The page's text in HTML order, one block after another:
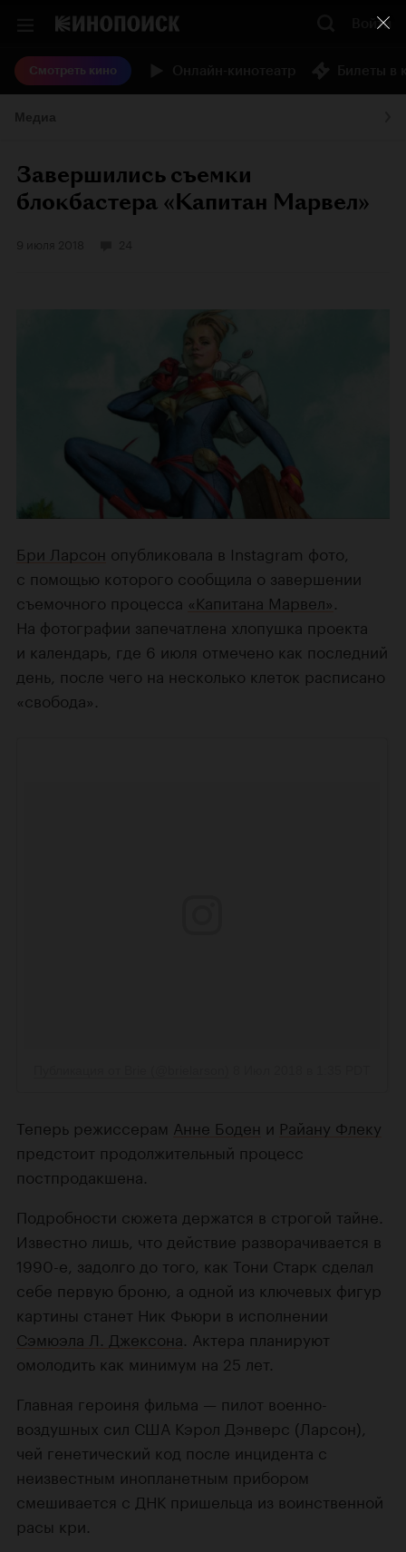
Войти
Смотреть кино
Завершились съемки
блокбастера «Капитан Марвел»
Бри Ларсон опубликовала в Instagram фото,
с помощью которого сообщила о завершении
съемочного процесса «Капитана Марвел»
На фотографии запечатлена хлопушка проекта
и календарь, где 6 июля отмечено как последний
день, после чего на несколько клеток расписано
«свобода».
Теперь режиссерам Анне Боден и Райану Флеку
предстоит продолжительный процесс
постпродакшена.
Подробности сюжета держатся в строгой тайне.
Известно лишь, что действие разворачивается в
1990-е, задолго до того, как Тони Старк сделал
себе первую броню, а одной из ключевых фигур
картины станет Ник Фьюри в исполнении
Сэмюэла Л. Джексона . Актера планируют
омолодить как минимум на 25 лет.
Главная героиня фильма — пилот военно-
воздушных сил США Кэрол Дэнверс (Ларсон),
чей генетический код после инцидента с
неизвестным инопланетным прибором
смешивается с ДНК пришельца из воинственной
расы кри.